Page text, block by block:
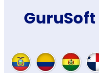
GuruSoft